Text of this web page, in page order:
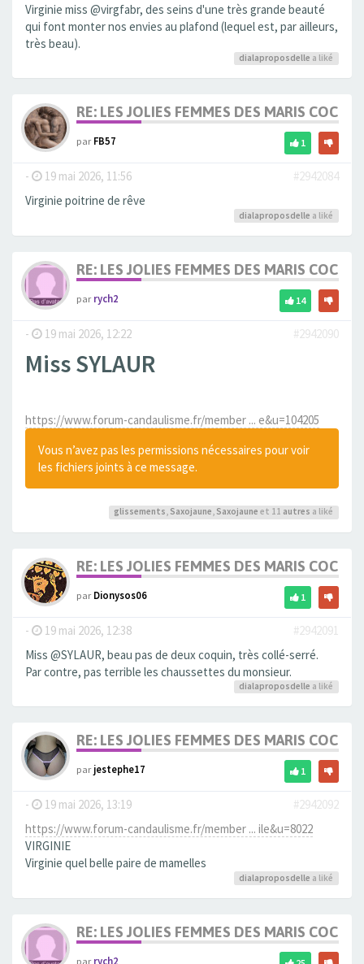
Virginie miss @virgfabr, des seins d'une très grande beauté
qui font monter nos envies au plafond (lequel est, par ailleurs,
très beau).
dialaproposdelle a liké
RE: LES JOLIES FEMMES DES MARIS COCUS
parFB57 1
- 19 mai 2026, 11:56
#2942084
Virginie poitrine de rêve
dialaproposdelle a liké
RE: LES JOLIES FEMMES DES MARIS COCUS
parrych2 14
- 19 mai 2026, 12:22 #2942090
Miss SYLAUR
https://www.forum-candaulisme.fr/member ... e&u=104205
Vous n’avez pas les permissions nécessaires pour voir
les fichiers joints à ce message.
glissements, Saxojaune, Saxojaune et 11 autres a liké
RE: LES JOLIES FEMMES DES MARIS COCUS
parDionysos06 1
- 19 mai 2026, 12:38
#2942091
Miss @SYLAUR, beau pas de deux coquin, très collé-serré.
Par contre, pas terrible les chaussettes du monsieur.
dialaproposdelle a liké
RE: LES JOLIES FEMMES DES MARIS COCUS
parjestephe17 1
- 19 mai 2026, 13:19
#2942092
https://www.forum-candaulisme.fr/member ... ile&u=8022
VIRGINIE
Virginie quel belle paire de mamelles
dialaproposdelle a liké
RE: LES JOLIES FEMMES DES MARIS COCUS
parrych2